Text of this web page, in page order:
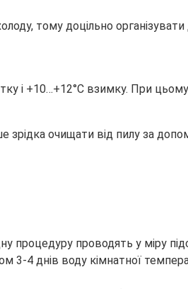
тому доцільно
+10…+12°C взимку. При цьому
зрідка очищати від пилу за
процедуру проводять у міру
4 днів воду кімнатної